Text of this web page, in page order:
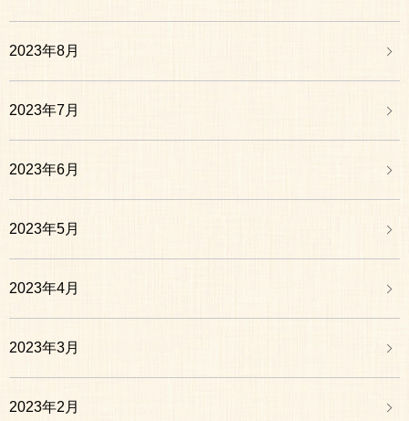
2023年8月
2023年7月
2023年6月
2023年5月
2023年4月
2023年3月
2023年2月